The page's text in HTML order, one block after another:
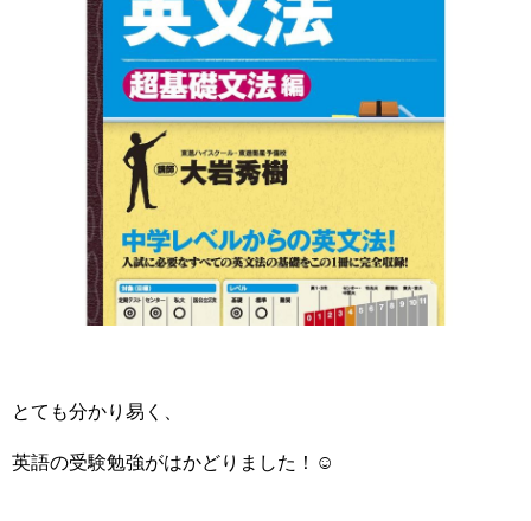
とても分かり易く、
英語の受験勉強がはかどりました！☺